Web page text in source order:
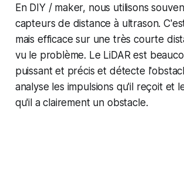
En DIY / maker, nous utilisons
capteurs de distance à ultrason.
mais efficace sur une très courte
vu le problème. Le LiDAR est
puissant et précis et détecte
analyse les impulsions qu'il reçoit et
qu'il a clairement un obstacle.